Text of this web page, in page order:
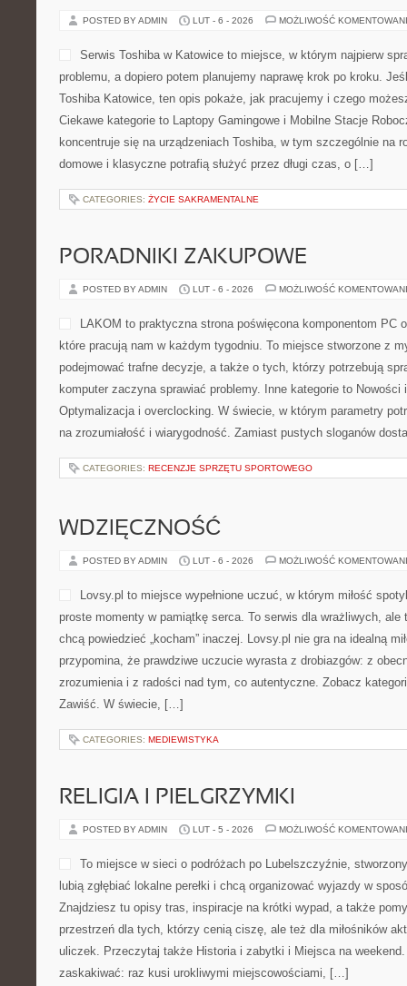
POSTED BY ADMIN LUT - 6 - 2026 MOŻLIWOŚĆ
Serwis Toshiba w Katowice to miejsce, w którym najpierw
problemu, a dopiero potem planujemy naprawę krok po kroku.
Toshiba Katowice, ten opis pokaże, jak pracujemy i czego
Ciekawe kategorie to Laptopy Gamingowe i Mobilne Stacje
koncentruje się na urządzeniach Toshiba, w tym szczególnie na
domowe i klasyczne potrafią służyć przez długi czas, o […]
CATEGORIES: ŻYCIE SAKRAMENTALNE
PORADNIKI ZAKUPOWE
POSTED BY ADMIN LUT - 6 - 2026 MOŻLIWOŚĆ
LAKOM to praktyczna strona poświęcona komponentom PC
które pracują nam w każdym tygodniu. To miejsce stworzone z
podejmować trafne decyzje, a także o tych, którzy potrzebują
komputer zaczyna sprawiać problemy. Inne kategorie to Nowości
Optymalizacja i overclocking. W świecie, w którym parametry
na zrozumiałość i wiarygodność. Zamiast pustych sloganów
CATEGORIES: RECENZJE SPRZĘTU SPORTOWEGO
WDZIĘCZNOŚĆ
POSTED BY ADMIN LUT - 6 - 2026 MOŻLIWOŚĆ
Lovsy.pl to miejsce wypełnione uczuć, w którym miłość
proste momenty w pamiątkę serca. To serwis dla wrażliwych,
chcą powiedzieć „kocham” inaczej. Lovsy.pl nie gra na idealną
przypomina, że prawdziwe uczucie wyrasta z drobiazgów: z
zrozumienia i z radości nad tym, co autentyczne. Zobacz
Zawiść. W świecie, […]
CATEGORIES: MEDIEWISTYKA
RELIGIA I PIELGRZYMKI
POSTED BY ADMIN LUT - 5 - 2026 MOŻLIWOŚĆ
To miejsce w sieci o podróżach po Lubelszczyźnie,
lubią zgłębiać lokalne perełki i chcą organizować wyjazdy w
Znajdziesz tu opisy tras, inspiracje na krótki wypad, a także
przestrzeń dla tych, którzy cenią ciszę, ale też dla miłośników
uliczek. Przeczytaj także Historia i zabytki i Miejsca na
zaskakiwać: raz kusi urokliwymi miejscowościami, […]